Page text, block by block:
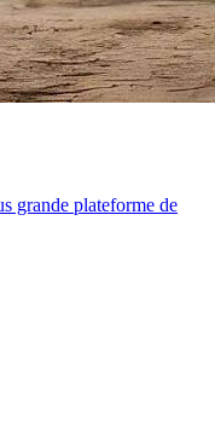
grande plateforme de